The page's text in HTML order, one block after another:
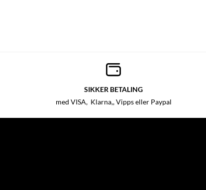
SIKKER BETALING
med VISA, Klarna,, Vipps eller Paypal